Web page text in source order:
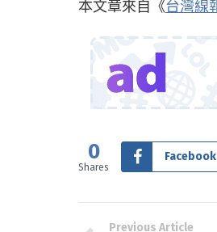
本文章來自《台灣線
0
Shares
Facebook
Previous Article